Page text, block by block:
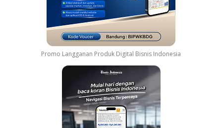
Promo Langganan Produk Digital Bisnis Indonesia